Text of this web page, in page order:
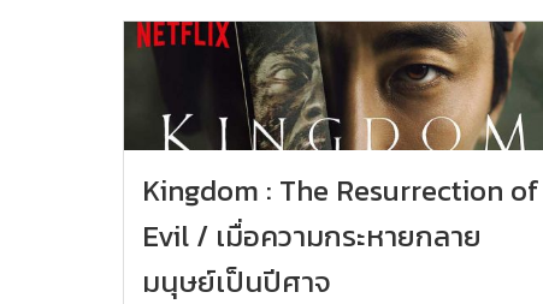
Kingdom เหมือนวัยรุ่นสร้างตัวมาแข่งกัน ในขณะที่
Kingdom ซีซั่นนี้...
Kingdom : The Resurrection of
Evil / เมื่อความกระหายกลาย
มนุษย์เป็นปีศาจ